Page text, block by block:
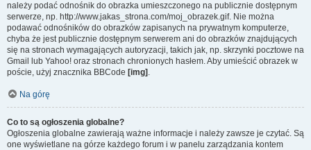
należy podać odnośnik do obrazka umieszczonego na publicznie dostępnym
serwerze, np. http://www.jakas_strona.com/moj_obrazek.gif. Nie można
podawać odnośników do obrazków zapisanych na prywatnym komputerze,
chyba że jest publicznie dostępnym serwerem ani do obrazków znajdujących
się na stronach wymagających autoryzacji, takich jak, np. skrzynki pocztowe na
Gmail lub Yahoo! oraz stronach chronionych hasłem. Aby umieścić obrazek w
poście, użyj znacznika BBCode [img] .
Na górę
Co to są ogłoszenia globalne?
Ogłoszenia globalne zawierają ważne informacje i należy zawsze je czytać. Są
one wyświetlane na górze każdego forum i w panelu zarządzania kontem